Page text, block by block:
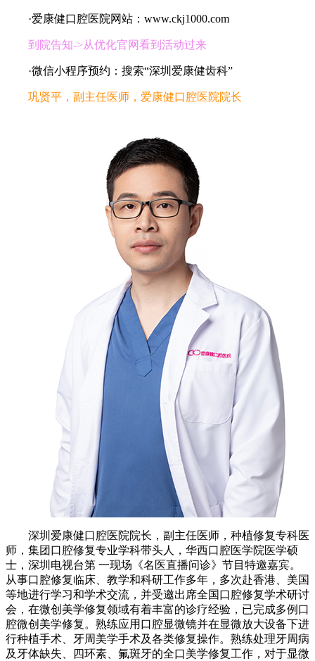
·爱康健口腔医院网站：www.ckj1000.com
到院告知->从优化官网看到活动过来
·微信小程序预约：搜索“深圳爱康健齿科”
巩贤平，副主任医师，爱康健口腔医院院长
深圳爱康健口腔医院院长，副主任医师，种植修复专科医
师，集团口腔修复专业学科带头人，华西口腔医学院医学硕
士，深圳电视台第 一现场《名医直播问诊》节目特邀嘉宾。
从事口腔修复临床、教学和科研工作多年，多次赴香港、美国
等地进行学习和学术交流，并受邀出席全国口腔修复学术研讨
会，在微创美学修复领域有着丰富的诊疗经验，已完成多例口
腔微创美学修复。熟练应用口腔显微镜并在显微放大设备下进
行种植手术、牙周美学手术及各类修复操作。熟练处理牙周病
及牙体缺失、四环素、氟斑牙的全口美学修复工作，对于显微